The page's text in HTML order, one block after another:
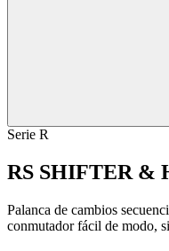
Serie R
RS SHIFTER &
Palanca de cambios
conmutador fácil de modo,